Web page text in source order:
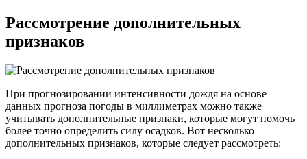
Рассмотрение дополнительных
признаков
При прогнозировании интенсивности дождя на основе
данных прогноза погоды в миллиметрах можно также
учитывать дополнительные признаки, которые могут помочь
более точно определить силу осадков. Вот несколько
дополнительных признаков, которые следует рассмотреть: